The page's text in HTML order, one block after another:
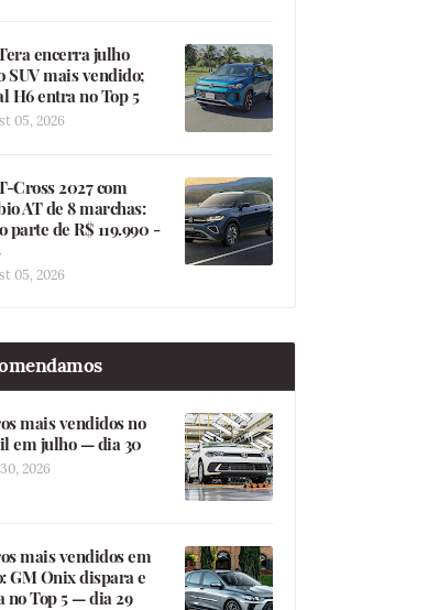
encerra julho
SUV mais vendido;
H6 entra no Top 5
05, 2026
Cross 2027 com
AT de 8 marchas:
parte de R$ 119.990 -
05, 2026
mais vendidos no
em julho — dia 30
2026
mais vendidos em
GM Onix dispara e
no Top 5 — dia 29